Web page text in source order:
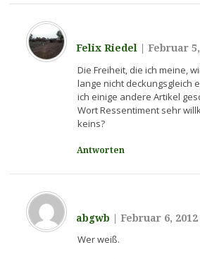
Felix Riedel |Februar
Die Freiheit, die ich meine,
lange nicht deckungsgleich
ich einige andere Artikel
Wort Ressentiment sehr
keins?
Antworten
abgwb |Februar 6,
Wer weiß.